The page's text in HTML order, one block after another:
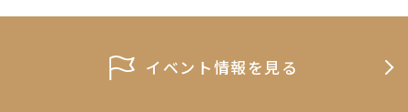
イベント情報を見る